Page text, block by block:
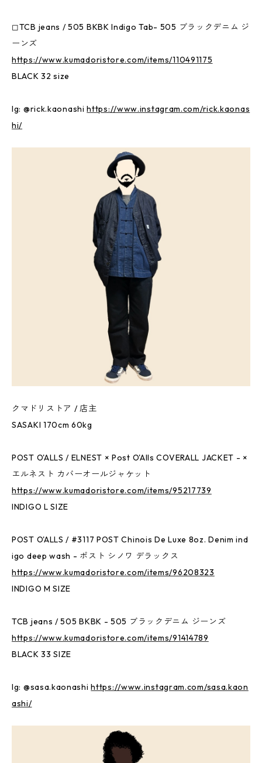
◻︎TCB jeans / 505 BKBK Indigo Tab- 505 ブラックデニム ジ
ーンズ
https://www.kumadoristore.com/items/110491175
BLACK 32 size
Ig: @rick.kaonashihttps://www.instagram.com/rick.kaonas
hi/
クマドリストア / 店主
SASAKI 170cm 60kg
POST O'ALLS / ELNEST × Post O'Alls COVERALL JACKET - ×
エルネスト カバーオールジャケット
https://www.kumadoristore.com/items/95217739
INDIGO L SIZE
POST O'ALLS / #3117 POST Chinois De Luxe 8oz. Denim ind
igo deep wash - ポスト シノワ デラックス
https://www.kumadoristore.com/items/96208323
INDIGO M SIZE
TCB jeans / 505 BKBK - 505 ブラックデニム ジーンズ
https://www.kumadoristore.com/items/91414789
BLACK 33 SIZE
Ig: @sasa.kaonashihttps://www.instagram.com/sasa.kaon
ashi/